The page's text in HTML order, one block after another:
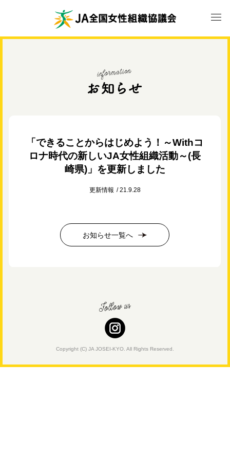
「できることからはじめよう！～Withコ
ロナ時代の新しいJA女性組織活動～(長
崎県)」を更新しました
更新情報 21.9.28
お知らせ一覧へ
Copyright (C) JA JOSEI-KYO. All Rights Reserved.